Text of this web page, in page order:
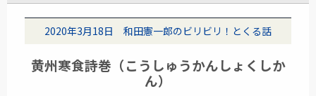
2020年3月18日 和田憲一郎のビリビリ！とくる話
黄州寒食詩巻（こうしゅうかんしょくしか
ん）